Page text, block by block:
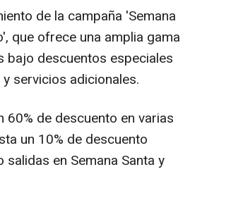
de la campaña 'Semana
que ofrece una amplia gama
bajo descuentos especiales
servicios adicionales.
de descuento en varias
un 10% de descuento
en Semana Santa y